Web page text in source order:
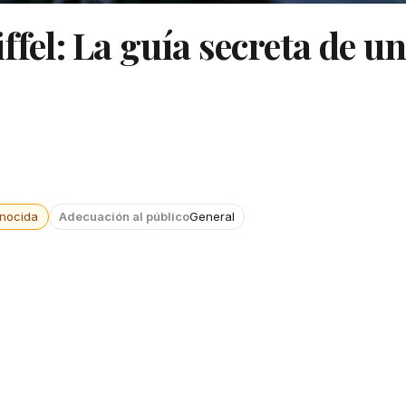
La guía secreta de un
Adecuación al públicoGeneral